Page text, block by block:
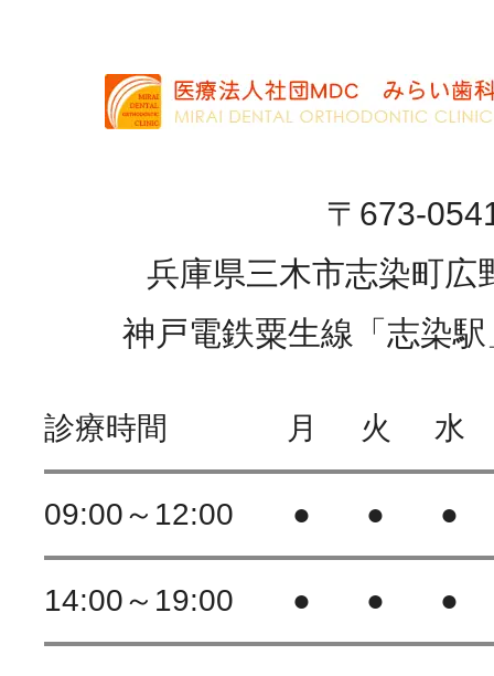
〒673-
兵庫県三木市志染町広
神戸電鉄粟生線「志染
診療時間 月 火 水
09:00～12:00 ● ● ●
14:00～19:00 ● ● ●